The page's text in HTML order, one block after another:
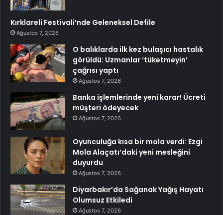
Kırklareli Festivali’nde Geleneksel Defile
Ağustos 7, 2026
O balıklarda ilk kez bulaşıcı hastalık
görüldü: Uzmanlar ‘tüketmeyin’
çağrısı yaptı
Ağustos 7, 2026
Banka işlemlerinde yeni karar! Ücreti
müşteri ödeyecek
Ağustos 7, 2026
Oyunculuğa kısa bir mola verdi: Ezgi
Mola Alaçatı’daki yeni mesleğini
duyurdu
Ağustos 7, 2026
Diyarbakır’da Sağanak Yağış Hayatı
Olumsuz Etkiledi
Ağustos 7, 2026